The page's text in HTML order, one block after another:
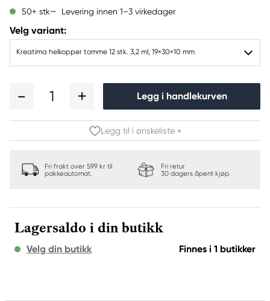
50+ stk Levering innen 1–3 virkedager
Velg variant:
Kreatima helkopper tomme 12 stk. 3,2 ml, 19×30×10 mm
1 Legg i handlekurven
Legg til i ønskeliste »
Fri frakt over 599 kr til
pakkeautomat.
Fri retur
30 dagers åpent kjøp.
Lagersaldo i din butikk
Velg din butikk Finnes i 1 butikker